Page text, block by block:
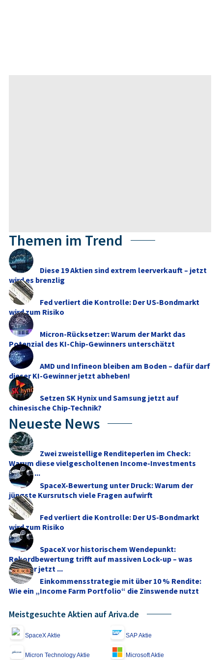
Themen im Trend
Diese 19 Aktien sind extrem leerverkauft – jetzt
wird es brenzlig
Fed verliert die Kontrolle: Der US-Bondmarkt
wird zum Risiko
Micron-Rücksetzer: Warum der Markt das
Potenzial des KI-Chip-Gewinners unterschätzt
AMD und Infineon bleiben am Boden – dafür darf
dieser KI-Gewinner jetzt abheben!
Setzen SK Hynix und Samsung jetzt auf
chinesische Chip-Technik?
Neueste News
Zwei zweistellige Renditeperlen im Check:
Warum diese vielgescholtenen Income-Investments
besser ...
SpaceX-Bewertung unter Druck: Warum der
jüngste Kursrutsch viele Fragen aufwirft
Fed verliert die Kontrolle: Der US-Bondmarkt
wird zum Risiko
SpaceX vor historischem Wendepunkt:
Rekordbewertung trifft auf massiven Lock-up – was
Anleger jetzt ...
Einkommensstrategie mit über 10 % Rendite:
Wie ein „Income Farm Portfolio“ die Zinswende nutzt
Meistgesuchte Aktien auf Ariva.de
SpaceX Aktie SAP Aktie
Micron Technology Aktie Microsoft Aktie